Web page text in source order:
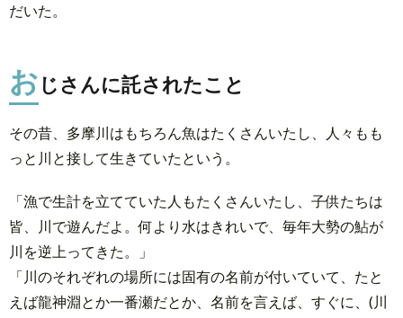
だいた。
お じさんに託されたこと
その昔、多摩川はもちろん魚はたくさんいたし、人々もも
っと川と接して生きていたという。
「漁で生計を立てていた人もたくさんいたし、子供たちは
皆、川で遊んだよ。何より水はきれいで、毎年大勢の鮎が
川を逆上ってきた。」
「川のそれぞれの場所には固有の名前が付いていて、たと
えば龍神淵とか一番瀬だとか、名前を言えば、すぐに、(川